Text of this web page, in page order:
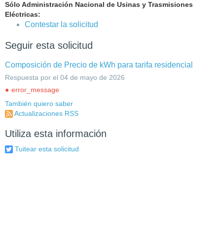
Sólo Administración Nacional de Usinas y Trasmisiones
Eléctricas:
Contestar la solicitud
Seguir esta solicitud
Composición de Precio de kWh para tarifa residencial
Respuesta por el 04 de mayo de 2026
error_message
También quiero saber
Actualizaciones RSS
Utiliza esta información
Tuitear esta solicitud